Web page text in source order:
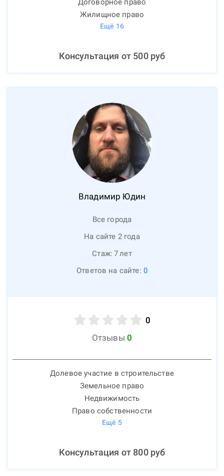
Договорное право
Жилищное право
Ещё 16
Консультация от 500руб
Владимир Юдин
Все города
На сайте 2 года
Стаж: 7лет
Ответов на сайте: 0
0
Отзывы 0
Долевое участие в строительстве
Земельное право
Недвижимость
Право собственности
Ещё 5
Консультация от 800руб